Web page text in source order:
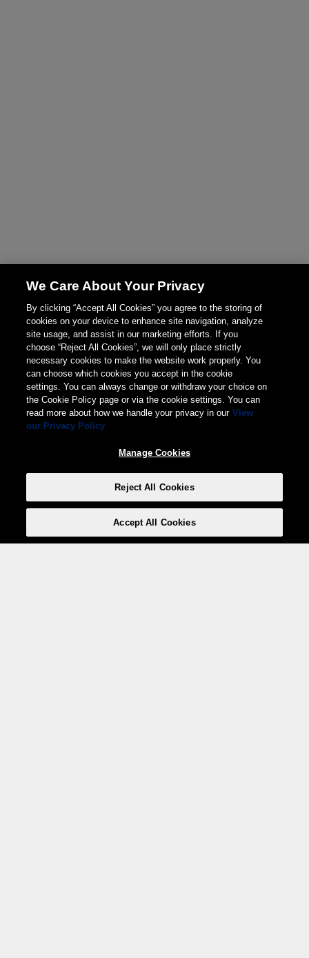
We Care About Your Privacy
By clicking “Accept All Cookies” you agree to the storing of
cookies on your device to enhance site navigation, analyze
site usage, and assist in our marketing efforts. If you
choose “Reject All Cookies”, we will only place strictly
necessary cookies to make the website work properly. You
can choose which cookies you accept in the cookie
settings. You can always change or withdraw your choice on
the Cookie Policy page or via the cookie settings. You can
read more about how we handle your privacy in our View
our Privacy Policy
Manage Cookies
Reject All Cookies
Accept All Cookies